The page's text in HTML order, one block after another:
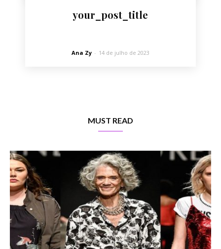
your_post_title
Ana Zy - 14 de julho de 2023
MUST READ